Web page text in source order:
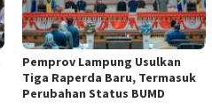
Pemprov Lampung Usulkan
Tiga Raperda Baru, Termasuk
Perubahan Status BUMD